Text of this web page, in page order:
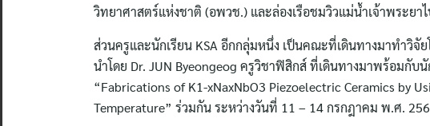
วิทยาศาสตร์แห่งชาติ (อพวช.) และล่องเรือชมวิวแม่น้ำเจ้าพระยา
ส่วนครูและนักเรียน KSA อีกกลุ่มหนึ่ง เป็นคณะที่เดินทางมาทำวิจั
นำโดย Dr. JUN Byeongeog ครูวิชาฟิสิกส์ ที่เดินทางมาพร้อมกับ
“Fabrications of K1-xNaxNbO3 Piezoelectric Ceramics by
Temperature” ร่วมกัน ระหว่างวันที่ 11 – 14 กรกฎาคม พ.ศ.